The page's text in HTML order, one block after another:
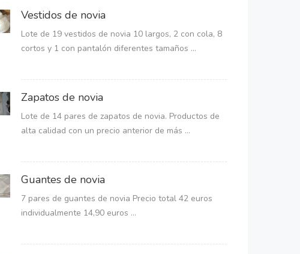
Vestidos de novia
Lote de 19 vestidos de novia 10 largos, 2 con cola, 8
cortos y 1 con pantalón diferentes tamaños ...
Zapatos de novia
Lote de 14 pares de zapatos de novia. Productos de
alta calidad con un precio anterior de más ...
Guantes de novia
7 pares de guantes de novia Precio total 42 euros
individualmente 14,90 euros ...